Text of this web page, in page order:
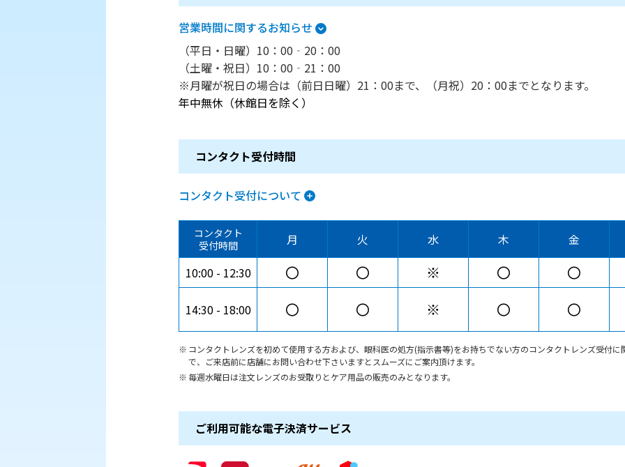
営業時間に関するお知らせ
（平日・日曜）10：00‐20：00
（土曜・祝日）10：00‐21：00
※月曜が祝日の場合は（前日日曜）21：00まで、（月祝）20：00までとなります。
年中無休（休館日を除く）
コンタクト受付時間
コンタクト受付について
コンタクト
受付時間
月 火 水 木
金
10:00
12:30 〇 〇 ※ 〇 〇
14:30 18:00 〇 〇 ※ 〇 〇
コンタクトレンズを初めて使用する方および、眼科医の処方(指示書等)をお持ちでない方のコンタクトレンズ受付
で、ご来店前に店舗にお問い合わせ下さいますとスムーズにご案内頂けます。
毎週水曜日は注文レンズのお受取りとケア用品の販売のみとなります。
ご利用可能な電子決済サービス